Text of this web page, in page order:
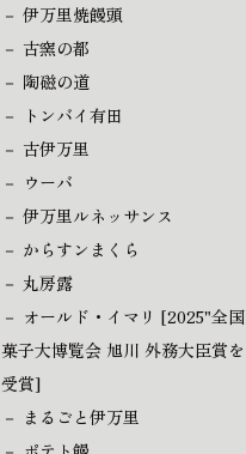
－ 伊万里焼饅頭
－ 古窯の都
－ 陶磁の道
－ トンバイ有田
－ 古伊万里
－ ウーバ
－ 伊万里ルネッサンス
－ からすンまくら
－ 丸房露
－ オールド・イマリ [2025"全国
菓子大博覧会 旭川 外務大臣賞を
受賞]
－ まるごと伊万里